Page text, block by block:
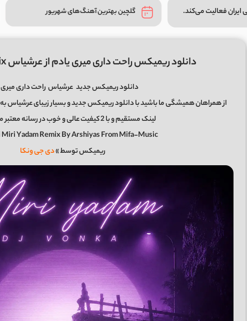
فعالیت می‌کند. گلچین بهترین آهنگ‌های شهریور
دانلود ریمیکس راحت داری میری یادم از عرشیاس Remix + ورژن اصلی
دانلود ریمیکس جدید عرشیاس راحت داری
از همراهان همیشگی ما باشید با دانلود ریمیکس جدید و بسیار زیبای عرشیاس
لینک مستقیم و با 2 کیفیت عالی و خوب در رسانه معتبر میفا موزیک
Miri Yadam Remix By Arshiyas From Mifa-Music
ریمیکس توسط »دی جی ونکا